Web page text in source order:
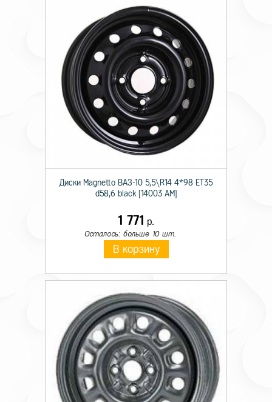
Диски Magnetto ВАЗ-10 5,5\R14 4*98 ET35
d58,6 black [14003 AM]
1 771 р.
Осталось: больше 10 шт.
В корзину